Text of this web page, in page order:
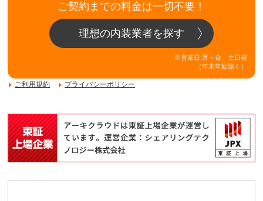
ご契約までの料金は一切不要！
理想の内装業者を探す
※営業日:月～金、土日祝
（年末年始除く）
ご利用規約 プライバシーポリシー